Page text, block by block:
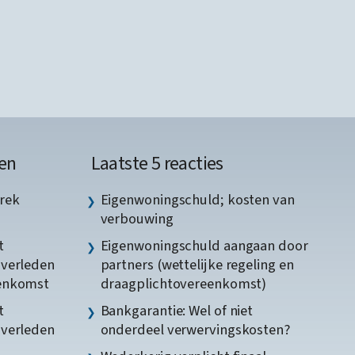
Laatste 5 reacties
Eigenwoningschuld; kosten van
verbouwing
Eigenwoningschuld aangaan door
partners (wettelijke regeling en
draagplichtovereenkomst)
Bankgarantie: Wel of niet
onderdeel verwervingskosten?